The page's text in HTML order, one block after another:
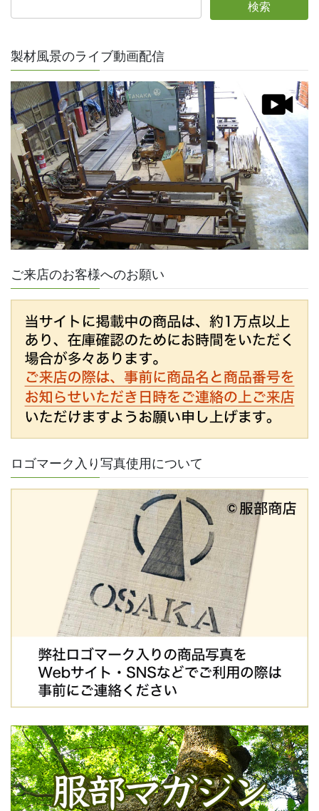
製材風景のライブ動画配信
ご来店のお客様へのお願い
ロゴマーク入り写真使用について